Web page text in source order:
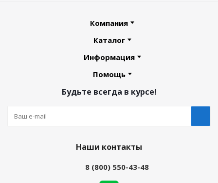
Компания
Каталог
Информация
Помощь
Будьте всегда в курсе!
Наши контакты
8 (800) 550-43-48